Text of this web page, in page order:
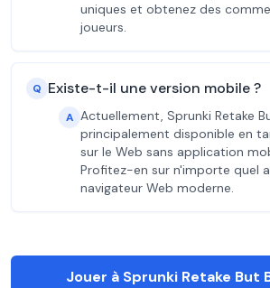
uniques et obtenez des
joueurs.
Q Existe-t-il une version mobile ?
A Actuellement, Sprunki Retake
principalement disponible en
sur le Web sans application
Profitez-en sur n'importe quel
navigateur Web moderne.
Jouer à Sprunki Retake But